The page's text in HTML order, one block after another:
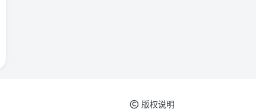
版权说明